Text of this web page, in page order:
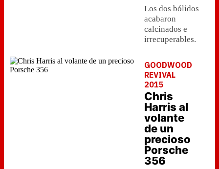
Los dos bólidos
acabaron
calcinados e
irrecuperables.
GOODWOOD
REVIVAL
2015
Chris
Harris al
volante
de un
precioso
Porsche
356